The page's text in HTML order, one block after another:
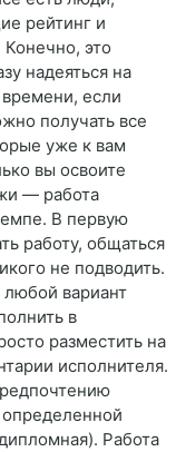
рейтинг и
это
надеяться на
если
получать все
уже к вам
вы освоите
— работа
В первую
работу, общаться
не подводить.
любой вариант
в
разместить на
исполнителя.
Работа